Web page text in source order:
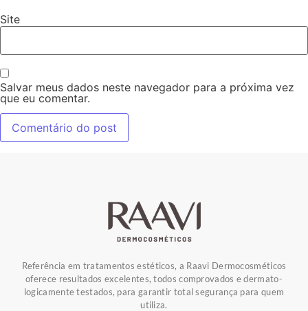
Site
Salvar meus dados neste navegador para a próxima vez
que eu comentar.
Referência em tratamentos estéticos, a Raavi Dermocosméticos
oferece resultados excelentes, todos comprovados e dermato-
logicamente testados, para garantir total segurança para quem
utiliza.